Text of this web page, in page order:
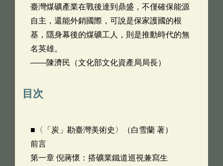
臺灣煤礦產業在戰後達到鼎盛，不僅確保能源
自主，還能外銷國際，可說是保家護國的根
基，隱身幕後的煤礦工人，則是推動時代的無
名英雄。
——陳濟民（文化部文化資產局局長）
目次
■〈「炭」勘臺灣美術史〉（白雪蘭 著）
前言
第一章 倪蔣懷：搭礦業鐵道巡視兼寫生